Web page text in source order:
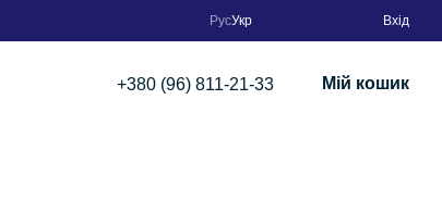
РусУкр Вхід
+380 (96) 811-21-33 Мій кошик